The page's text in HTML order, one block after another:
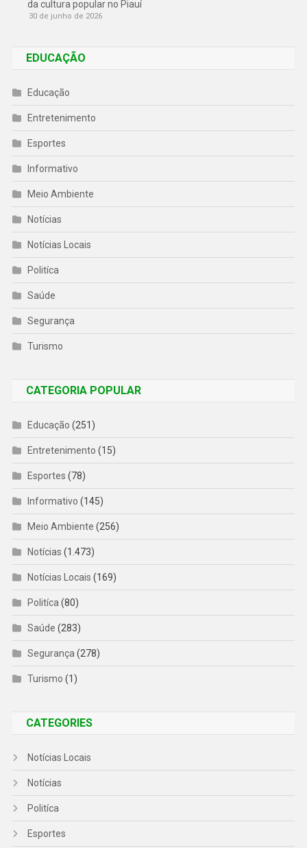
da cultura popular no Piauí
30 de junho de 2026
EDUCAÇÃO
Educação
Entretenimento
Esportes
Informativo
Meio Ambiente
Notícias
Notícias Locais
Politíca
Saúde
Segurança
Turismo
CATEGORIA POPULAR
Educação (251)
Entretenimento (15)
Esportes (78)
Informativo (145)
Meio Ambiente (256)
Notícias (1.473)
Notícias Locais (169)
Politíca (80)
Saúde (283)
Segurança (278)
Turismo (1)
CATEGORIES
Notícias Locais
Notícias
Politíca
Esportes